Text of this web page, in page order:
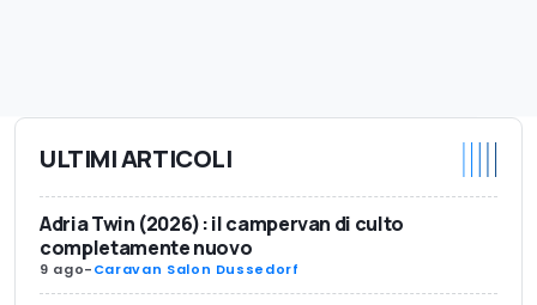
ULTIMI ARTICOLI
Adria Twin (2026): il campervan di culto
completamente nuovo
9 ago-Caravan Salon Dussedorf